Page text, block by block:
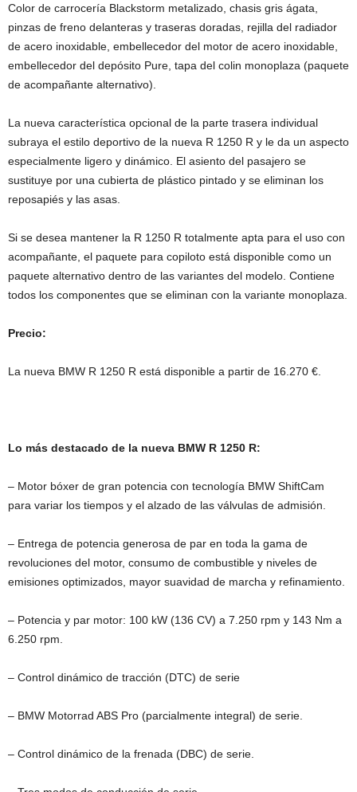
Color de carrocería Blackstorm metalizado, chasis gris ágata,
pinzas de freno delanteras y traseras doradas, rejilla del radiador
de acero inoxidable, embellecedor del motor de acero inoxidable,
embellecedor del depósito Pure, tapa del colin monoplaza (paquete
de acompañante alternativo).
La nueva característica opcional de la parte trasera individual
subraya el estilo deportivo de la nueva R 1250 R y le da un aspecto
especialmente ligero y dinámico. El asiento del pasajero se
sustituye por una cubierta de plástico pintado y se eliminan los
reposapiés y las asas.
Si se desea mantener la R 1250 R totalmente apta para el uso con
acompañante, el paquete para copiloto está disponible como un
paquete alternativo dentro de las variantes del modelo. Contiene
todos los componentes que se eliminan con la variante monoplaza.
Precio:
La nueva BMW R 1250 R está disponible a partir de 16.270 €.
Lo más destacado de la nueva BMW R 1250 R:
– Motor bóxer de gran potencia con tecnología BMW ShiftCam
para variar los tiempos y el alzado de las válvulas de admisión.
– Entrega de potencia generosa de par en toda la gama de
revoluciones del motor, consumo de combustible y niveles de
emisiones optimizados, mayor suavidad de marcha y refinamiento.
– Potencia y par motor: 100 kW (136 CV) a 7.250 rpm y 143 Nm a
6.250 rpm.
– Control dinámico de tracción (DTC) de serie
– BMW Motorrad ABS Pro (parcialmente integral) de serie.
– Control dinámico de la frenada (DBC) de serie.